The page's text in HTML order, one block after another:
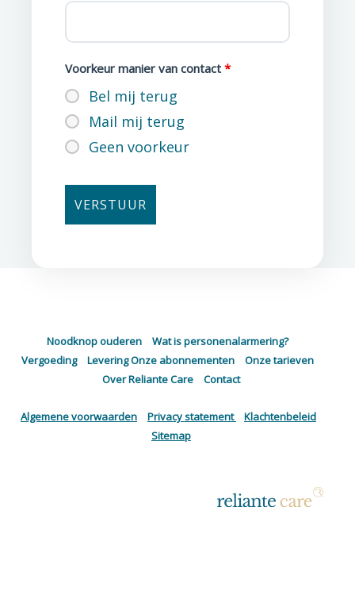
Voorkeur manier van contact *
Bel mij terug
Mail mij terug
Geen voorkeur
Noodknop ouderen– Wat is personenalarmering?–
Vergoeding– LeveringOnze abonnementen– Onze tarieven–
Over Reliante Care
Contact
Algemene voorwaarden Privacy statement Klachtenbeleid
Sitemap